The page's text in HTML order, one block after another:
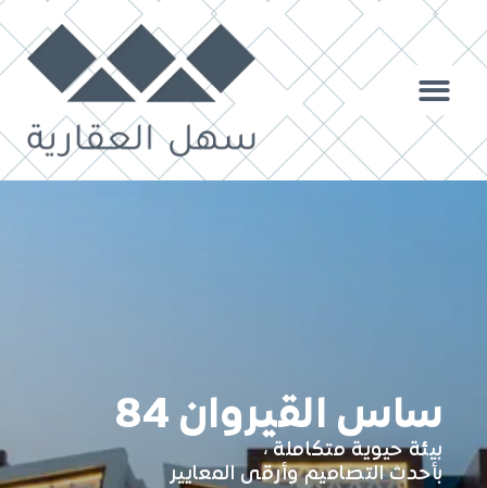
ساس القيروان 84
بيئة حيوية متكاملة ،
بأحدث التصاميم وأرقى المعايير​